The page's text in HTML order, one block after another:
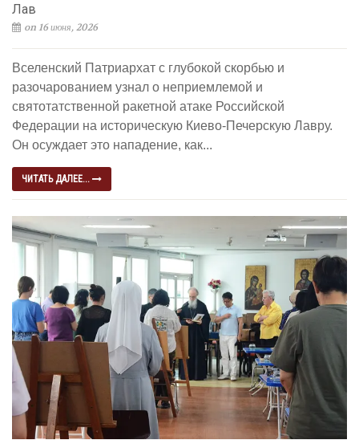
Лав
on 16 июня, 2026
Вселенский Патриархат с глубокой скорбью и
разочарованием узнал о неприемлемой и
святотатственной ракетной атаке Российской
Федерации на историческую Киево-Печерскую Лавру.
Он осуждает это нападение, как...
ЧИТАТЬ ДАЛЕЕ...